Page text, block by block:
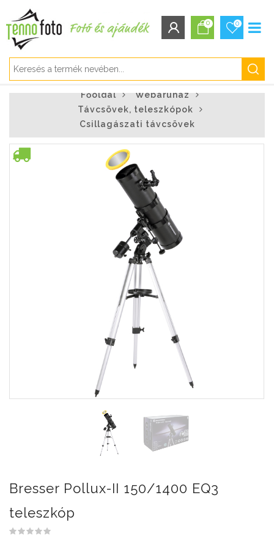
Elfelejtett jelszó
0 0
Főoldal
Webáruház
Távcsövek, teleszkópok
Csillagászati távcsövek
Bresser Pollux-II 150/1400 EQ3
teleszkóp